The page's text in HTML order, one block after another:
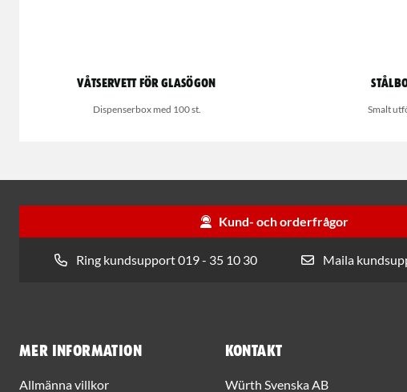
Våtservett för glasögon
Dispenserbox med 100 st. Smalt
Kund- och orderfrågor
Ring kundsupport 019 - 35 10 30 Maila
Mer information
Allmänna villkor
Kontakt
Würth Svenska AB